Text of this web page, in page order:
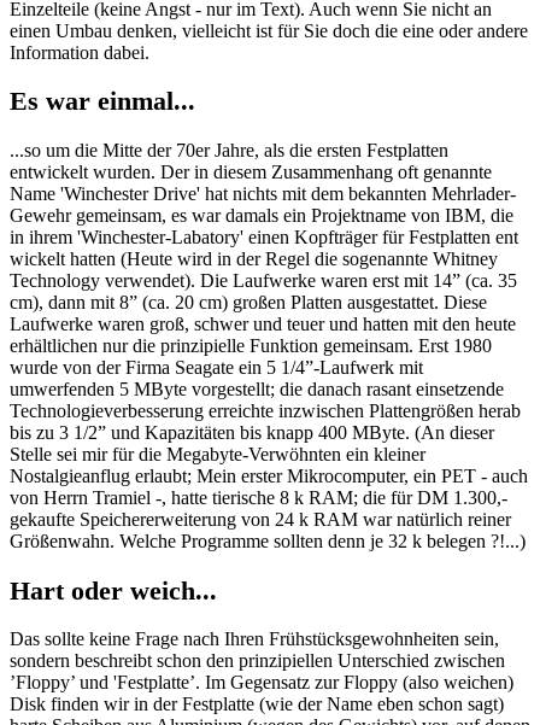
Einzelteile (keine Angst - nur im Text). Auch wenn Sie nicht an
einen Umbau denken, vielleicht ist für Sie doch die eine oder andere
Information dabei.
Es war einmal...
...so um die Mitte der 70er Jahre, als die ersten Festplatten
entwickelt wurden. Der in diesem Zusammenhang oft genannte
Name 'Winchester Drive' hat nichts mit dem bekannten Mehrlader-
Gewehr gemeinsam, es war damals ein Projektname von IBM, die
in ihrem 'Winchester-Labatory' einen Kopfträger für Festplatten ent
wickelt hatten (Heute wird in der Regel die sogenannte Whitney
Technology verwendet). Die Laufwerke waren erst mit 14” (ca. 35
cm), dann mit 8” (ca. 20 cm) großen Platten ausgestattet. Diese
Laufwerke waren groß, schwer und teuer und hatten mit den heute
erhältlichen nur die prinzipielle Funktion gemeinsam. Erst 1980
wurde von der Firma Seagate ein 5 1/4”-Laufwerk mit
umwerfenden 5 MByte vorgestellt; die danach rasant einsetzende
Technologieverbesserung erreichte inzwischen Plattengrößen herab
bis zu 3 1/2” und Kapazitäten bis knapp 400 MByte. (An dieser
Stelle sei mir für die Megabyte-Verwöhnten ein kleiner
Nostalgieanflug erlaubt; Mein erster Mikrocomputer, ein PET - auch
von Herrn Tramiel -, hatte tierische 8 k RAM; die für DM 1.300,-
gekaufte Speichererweiterung von 24 k RAM war natürlich reiner
Größenwahn. Welche Programme sollten denn je 32 k belegen ?!...)
Hart oder weich...
Das sollte keine Frage nach Ihren Frühstücksgewohnheiten sein,
sondern beschreibt schon den prinzipiellen Unterschied zwischen
’Floppy’ und 'Festplatte’. Im Gegensatz zur Floppy (also weichen)
Disk finden wir in der Festplatte (wie der Name eben schon sagt)